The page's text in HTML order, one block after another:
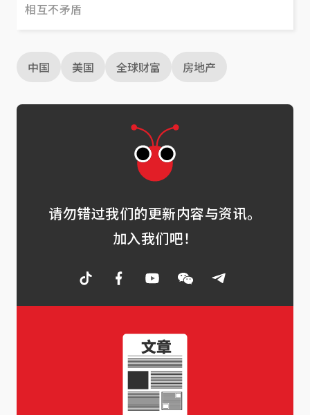
相互不矛盾
中国 美国 全球财富 房地产
请勿错过我们的更新内容与资讯。
加入我们吧！